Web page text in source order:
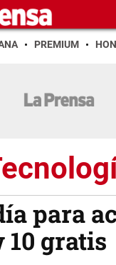
PREMIUM
para
gratis